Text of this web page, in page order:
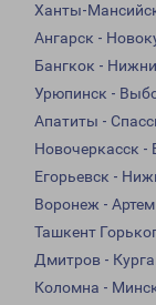
Ханты-
Ангарск -
Бангкок -
Урюпинск -
Апатиты -
Новочеркасск -
Егорьевск -
Воронеж - Артем
Ташкент
Дмитров -
Коломна -